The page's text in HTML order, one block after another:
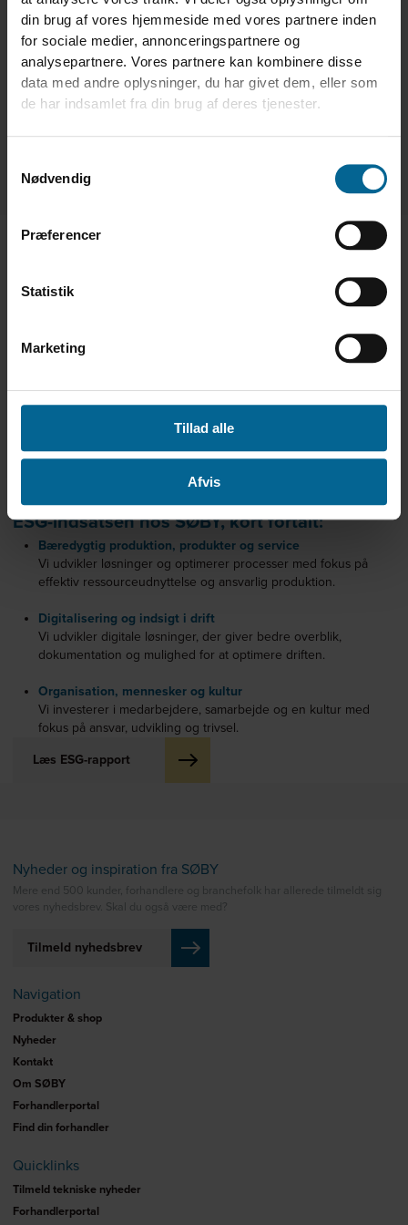
din brug af vores hjemmeside med vores partnere inden
for sociale medier, annonceringspartnere og
analysepartnere. Vores partnere kan kombinere disse
data med andre oplysninger, du har givet dem, eller som
de har indsamlet fra din brug af deres tjenester.
Nødvendig
Præferencer
Statistik
Marketing
Tillad alle
Afvis
Det er her, klimadata for alvor bliver mere end dokumentation. De
bliver et fælles beslutningsgrundlag, der hjælper virksomheder på
tværs af værdikæden med at trække udviklingen i samme retning.
Vil du vide mere om SØBYs eget arbejde med grøn omstilling?
Se videointerviewet, hvor ledelsen fortæller om virksomhedens
Se videointerview
artiklens tema.
ESG-indsatsen hos SØBY, kort fortalt:
Bæredygtig produktion, produkter og service
Vi udvikler løsninger og optimerer processer med fokus på
effektiv ressourceudnyttelse og ansvarlig produktion.
Digitalisering og indsigt i drift
Vi udvikler digitale løsninger, der giver bedre overblik,
dokumentation og mulighed for at optimere driften.
Organisation, mennesker og kultur
Vi investerer i medarbejdere, samarbejde og en kultur med
fokus på ansvar, udvikling og trivsel.
Læs ESG-rapport
Nyheder og inspiration fra SØBY
Mere end 500 kunder, forhandlere og branchefolk har allerede tilmeldt sig
vores nyhedsbrev. Skal du også være med?
Tilmeld nyhedsbrev
Navigation
Produkter & shop
Nyheder
Kontakt
Om SØBY
Forhandlerportal
Find din forhandler
Quicklinks
Tilmeld tekniske nyheder
Forhandlerportal